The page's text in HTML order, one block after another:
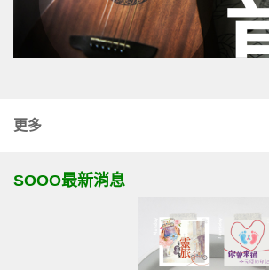
更多
SOOO最新消息